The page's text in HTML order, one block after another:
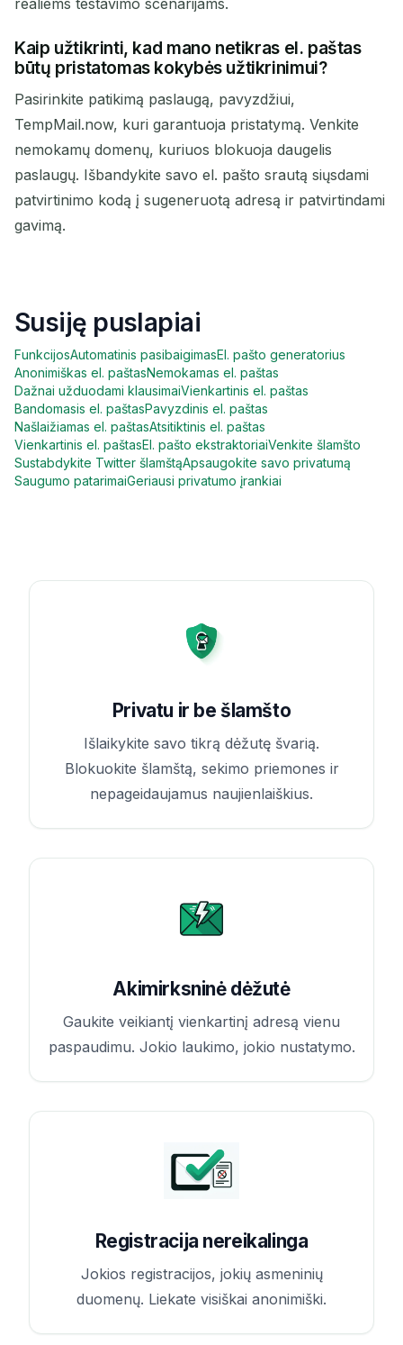
realiems testavimo scenarijams.
Kaip užtikrinti, kad mano netikras el. paštas
būtų pristatomas kokybės užtikrinimui?
Pasirinkite patikimą paslaugą, pavyzdžiui,
TempMail.now, kuri garantuoja pristatymą. Venkite
nemokamų domenų, kuriuos blokuoja daugelis
paslaugų. Išbandykite savo el. pašto srautą siųsdami
patvirtinimo kodą į sugeneruotą adresą ir patvirtindami
gavimą.
Susiję puslapiai
FunkcijosAutomatinis pasibaigimasEl. pašto generatorius
Anonimiškas el. paštasNemokamas el. paštas
Dažnai užduodami klausimaiVienkartinis el. paštas
Bandomasis el. paštasPavyzdinis el. paštas
Našlaižiamas el. paštasAtsitiktinis el. paštas
Vienkartinis el. paštasEl. pašto ekstraktoriaiVenkite šlamšto
Sustabdykite Twitter šlamštąApsaugokite savo privatumą
Saugumo patarimaiGeriausi privatumo įrankiai
Privatu ir be šlamšto
Išlaikykite savo tikrą dėžutę švarią.
Blokuokite šlamštą, sekimo priemones ir
nepageidaujamus naujienlaiškius.
Akimirksninė dėžutė
Gaukite veikiantį vienkartinį adresą vienu
paspaudimu. Jokio laukimo, jokio nustatymo.
Registracija nereikalinga
Jokios registracijos, jokių asmeninių
duomenų. Liekate visiškai anonimiški.